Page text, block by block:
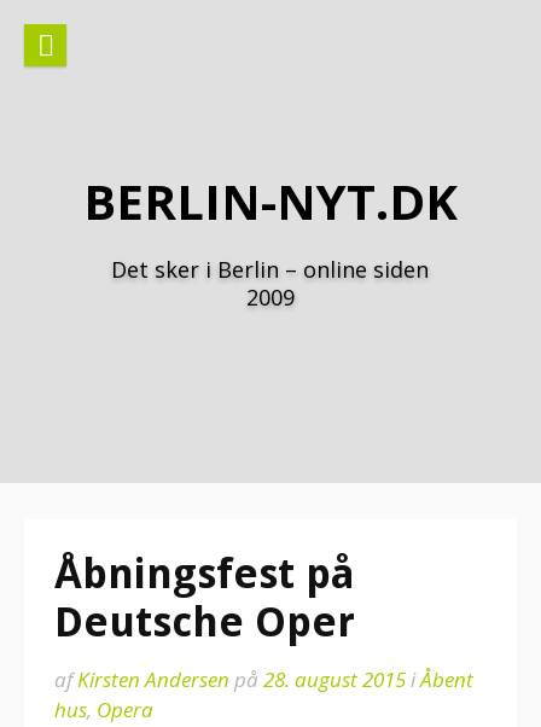
indhold
BERLIN-NYT.DK
Det sker i Berlin – online siden
2009
Åbningsfest på
Deutsche Oper
afKirsten Andersen på 28. august 2015iÅbent
hus, Opera